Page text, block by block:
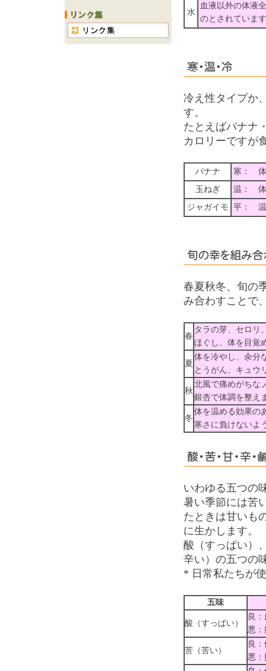
水
血液以外の体液
のとされていま
冷え性タイプか
す。
たとえばバナナ
カロリーですが
バナナ
寒： 体
玉ねぎ
温： 体
ジャガイモ 平： 温
春夏秋冬、旬の
み合わすことで
春
タラの芽、セロリ
ほぐし、体を目覚
夏
体を冷やし、余分
とうがん、キュウ
秋
北風で痛めがちな
銀杏で体調を整え
冬
体を温める効果の
寒さに負けないよ
いわゆる五つの
暑い季節には苦
たときは甘いも
に生かします。
酸（すっぱい）
辛い）の五つの
* 日常私たちが
五味
酸（すっぱい）
良
悪：
苦（苦い）
良
悪：